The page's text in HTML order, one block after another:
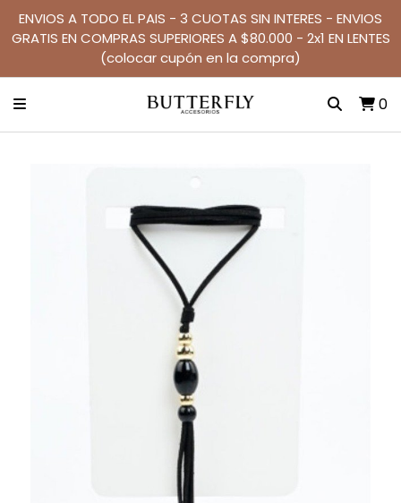
ENVIOS A TODO EL PAIS - 3 CUOTAS SIN INTERES - ENVIOS
GRATIS EN COMPRAS SUPERIORES A $80.000 - 2x1 EN LENTES
(colocar cupón en la compra)
0